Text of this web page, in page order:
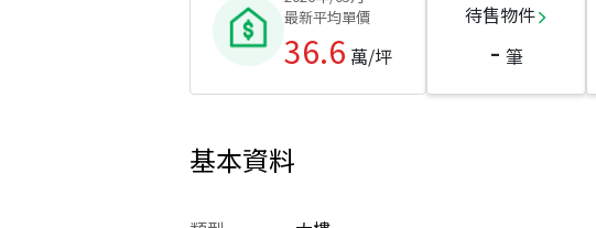
最新平均單價
36.6 萬/坪
待售物件
- 筆
基本資料